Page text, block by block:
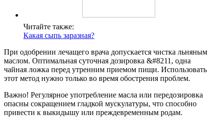
Читайте также:
Какая сыпь заразная?
При одобрении лечащего врача допускается чистка льняным
маслом. Оптимальная суточная дозировка &#8211, одна
чайная ложка перед утренним приемом пищи. Использовать
этот метод нужно только во время обострения проблем.
Важно! Регулярное употребление масла или передозировка
опасны сокращением гладкой мускулатуры, что способно
привести к выкидышу или преждевременным родам.